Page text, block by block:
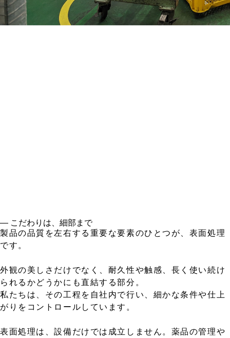
― こだわりは、細部まで
製品の品質を左右する重要な要素のひとつが、表面処理
です。
外観の美しさだけでなく、耐久性や触感、長く使い続け
られるかどうかにも直結する部分。
私たちは、その工程を自社内で行い、細かな条件や仕上
がりをコントロールしています。
表面処理は、設備だけでは成立しません。薬品の管理や